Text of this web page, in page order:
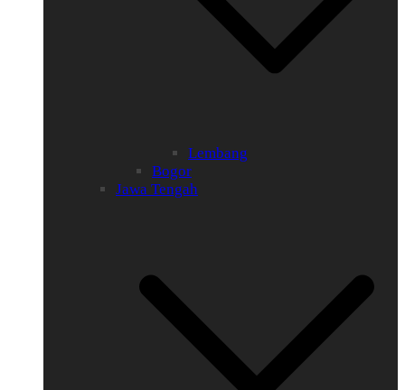
Lembang
Bogor
Jawa Tengah